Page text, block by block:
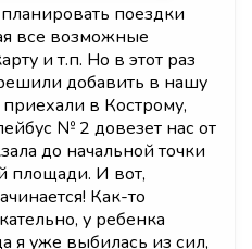
поездки
все возможные
и т.п. Но в этот раз
добавить в нашу
в Кострому,
№ 2 довезет нас от
до начальной точки
площади. И вот,
Как-то
у ребенка
я уже выбилась из сил,